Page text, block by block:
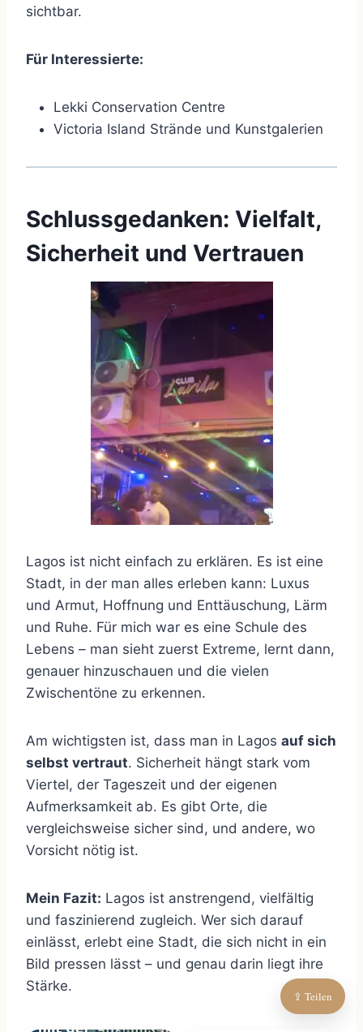
sichtbar.
Für Interessierte:
Lekki Conservation Centre
Victoria Island Strände und Kunstgalerien
Schlussgedanken: Vielfalt,
Sicherheit und Vertrauen
Lagos ist nicht einfach zu erklären. Es ist eine
Stadt, in der man alles erleben kann: Luxus
und Armut, Hoffnung und Enttäuschung, Lärm
und Ruhe. Für mich war es eine Schule des
Lebens – man sieht zuerst Extreme, lernt dann,
genauer hinzuschauen und die vielen
Zwischentöne zu erkennen.
Am wichtigsten ist, dass man in Lagos auf sich
selbst vertraut. Sicherheit hängt stark vom
Viertel, der Tageszeit und der eigenen
Aufmerksamkeit ab. Es gibt Orte, die
vergleichsweise sicher sind, und andere, wo
Vorsicht nötig ist.
Mein Fazit: Lagos ist anstrengend, vielfältig
und faszinierend zugleich. Wer sich darauf
einlässt, erlebt eine Stadt, die sich nicht in ein
Bild pressen lässt – und genau darin liegt ihre
Stärke.
⇪ Teilen